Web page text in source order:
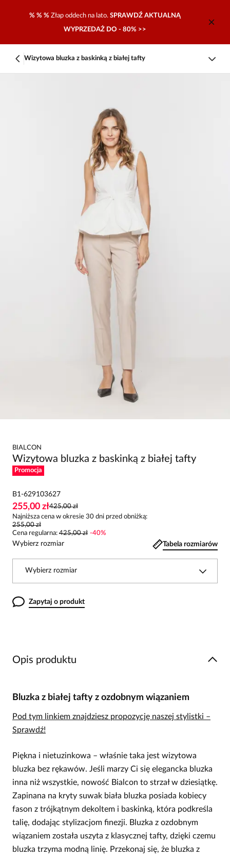
% % % Złap oddech na lato. SPRAWDŹ AKTUALNĄ
WYPRZEDAŻ DO - 80% >>
Wizytowa bluzka z baskinką z białej tafty
BIALCON
Wizytowa bluzka z baskinką z białej tafty
Promocja
B1-629103627
255,00 zł425,00 zł
Najniższa cena w okresie 30 dni przed obniżką:
255,00 zł
Cena regularna: 425,00 zł -40%
Wybierz rozmiar Tabela rozmiarów
Wybierz rozmiar
Zapytaj o produkt
Opis produktu
Bluzka z białej tafty z ozdobnym wiązaniem
Pod tym linkiem znajdziesz propozycję naszej stylistki –
Sprawdź!
Piękna i nietuzinkowa – właśnie taka jest wizytowa
bluzka bez rękawów. Jeśli marzy Ci się elegancka bluzka
inna niż wszystkie, nowość Bialcon to strzał w dziesiątkę.
Zapinana na kryty suwak biała bluzka posiada kobiecy
fason z trójkątnym dekoltem i baskinką, która podkreśla
talię, dodając stylizacjom finezji. Bluzka z ozdobnym
wiązaniem została uszyta z klasycznej tafty, dzięki czemu
bluzka trzyma modną linię. Przekonaj się, że bluzka z